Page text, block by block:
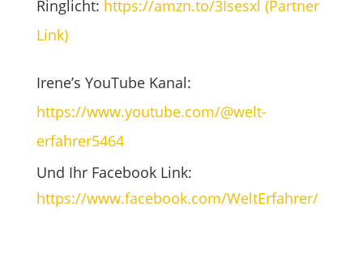
Ringlicht: https://amzn.to/3Isesxl (Partner
Link)
Irene’s YouTube Kanal:
https://www.youtube.com/@welt-
erfahrer5464
Und Ihr Facebook Link:
https://www.facebook.com/WeltErfahrer/